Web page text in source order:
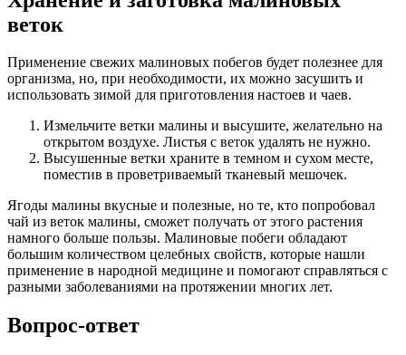
веток
Применение свежих малиновых побегов будет полезнее для
организма, но, при необходимости, их можно засушить и
использовать зимой для приготовления настоев и чаев.
Измельчите ветки малины и высушите, желательно на
открытом воздухе. Листья с веток удалять не нужно.
Высушенные ветки храните в темном и сухом месте,
поместив в проветриваемый тканевый мешочек.
Ягоды малины вкусные и полезные, но те, кто попробовал
чай из веток малины, сможет получать от этого растения
намного больше пользы. Малиновые побеги обладают
большим количеством целебных свойств, которые нашли
применение в народной медицине и помогают справляться с
разными заболеваниями на протяжении многих лет.
Вопрос-ответ